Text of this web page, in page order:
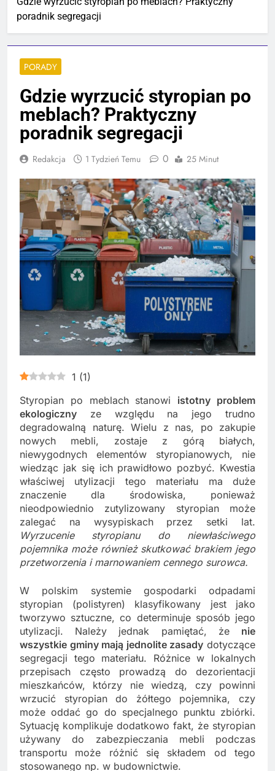
poradnik segregacji
PORADY
Gdzie wyrzucić styropian po
meblach? Praktyczny
poradnik segregacji
Redakcja 1 Tydzień Temu 0 25 Minut
1 (1)
Styropian po meblach stanowi istotny problem
ekologiczny ze względu na jego trudno
degradowalną naturę. Wielu z nas, po zakupie
nowych mebli, zostaje z górą białych,
niewygodnych elementów styropianowych, nie
wiedząc jak się ich prawidłowo pozbyć. Kwestia
właściwej utylizacji tego materiału ma duże
znaczenie dla środowiska, ponieważ
nieodpowiednio zutylizowany styropian może
zalegać na wysypiskach przez setki lat.
Wyrzucenie styropianu do niewłaściwego
pojemnika może również skutkować brakiem jego
przetworzenia i marnowaniem cennego surowca.
W polskim systemie gospodarki odpadami
styropian (polistyren) klasyfikowany jest jako
tworzywo sztuczne, co determinuje sposób jego
utylizacji. Należy jednak pamiętać, że nie
wszystkie gminy mają jednolite zasady dotyczące
segregacji tego materiału. Różnice w lokalnych
przepisach często prowadzą do dezorientacji
mieszkańców, którzy nie wiedzą, czy powinni
wrzucić styropian do żółtego pojemnika, czy
może oddać go do specjalnego punktu zbiórki.
Sytuację komplikuje dodatkowo fakt, że styropian
używany do zabezpieczania mebli podczas
transportu może różnić się składem od tego
stosowanego np. w budownictwie.